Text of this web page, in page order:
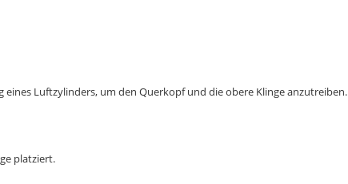
eines Luftzylinders, um den Querkopf und die obere Klinge anzutreiben.
platziert.